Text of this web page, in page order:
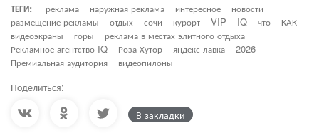
ТЕГИ:
реклама наружная реклама интересное
новости
размещение рекламы
отдых сочи курорт VIP IQ что
КАК
видеоэкраны
горы
реклама в местах элитного отдыха
Рекламное агентство IQ
Роза Хутор яндекс лавка
2026
Премиальная аудитория
видеопилоны
Поделиться:
В закладки